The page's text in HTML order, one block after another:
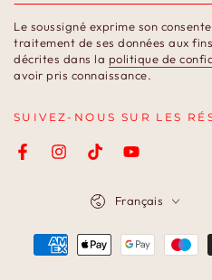
votre
email
ici
Le soussigné exprime son
traitement de ses données aux
décrites dans la politique de
avoir pris connaissance.
SUIVEZ-NOUS SUR LES
FacebookInstagramTikTokYouTube
Français
Modes